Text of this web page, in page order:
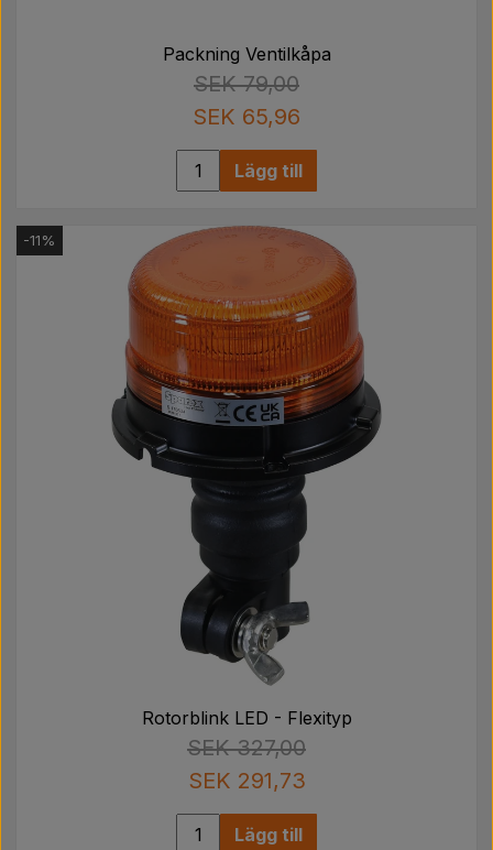
Packning Ventilkåpa
SEK 79,00
SEK 65,96
Lägg till
-11%
Rotorblink LED - Flexityp
SEK 327,00
SEK 291,73
Lägg till